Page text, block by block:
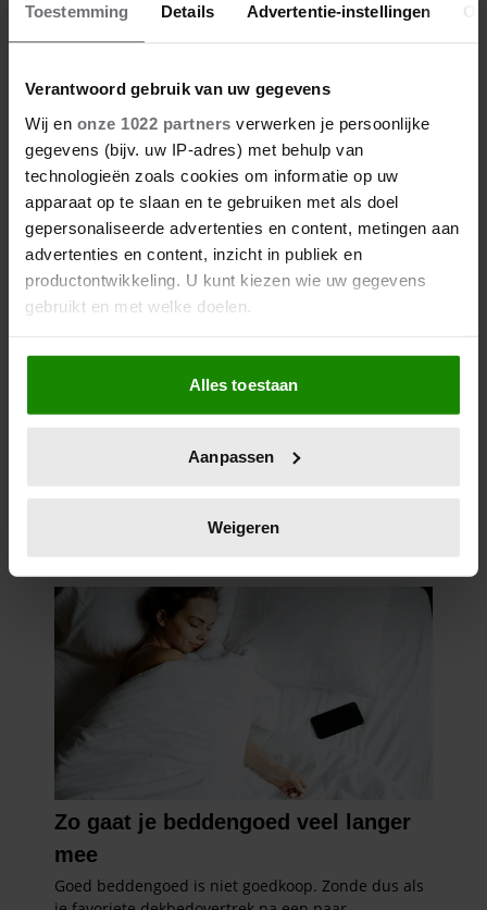
Toestemming Details Advertentie-instellingen
Verantwoord gebruik van uw gegevens
Wij en onze 1022 partners verwerken je persoonlijke
gegevens (bijv. uw IP-adres) met behulp van
technologieën zoals cookies om informatie op uw
apparaat op te slaan en te gebruiken met als doel
gepersonaliseerde advertenties en content, metingen aan
advertenties en content, inzicht in publiek en
productontwikkeling. U kunt kiezen wie uw gegevens
gebruikt en met welke doelen.
Als u het toestaat, willen we ook graag:
Informatie verzamelen over uw geografische
locatie, die tot een paar meter nauwkeurig kan zijn
scannen op specifieke eigenschappen (fingerprinting)
verwerkt en stel uw voorkeuren in het
intrekken in de Cookieverklaring.
We gebruiken cookies om content en advertenties te
personaliseren, om functies voor social media te bieden
en om ons websiteverkeer te analyseren. Ook delen we
informatie over uw gebruik van onze site met onze
partners voor social media, adverteren en analyse. Deze
partners kunnen deze gegevens combineren met andere
informatie die u aan ze heeft verstrekt of die ze hebben
verzameld op basis van uw gebruik van hun services. U
gaat akkoord met onze cookies als u onze website blijft
gebruiken.
Alles toestaan
Aanpassen
Weigeren
je doet